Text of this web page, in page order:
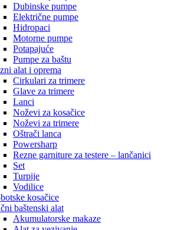
Dubinske pumpe
Električne pumpe
Hidropaci
Motorne pumpe
Potapajuće
Pumpe za baštu
alat i oprema
Cirkulari za trimere
Glave za trimere
Lanci
Noževi za kosačice
Noževi za trimere
Oštrači lanca
Powersharp
Rezne garniture za testere – lančanici
Set
Turpije
Vodilice
kosačice
baštenski alat
Akumulatorske makaze